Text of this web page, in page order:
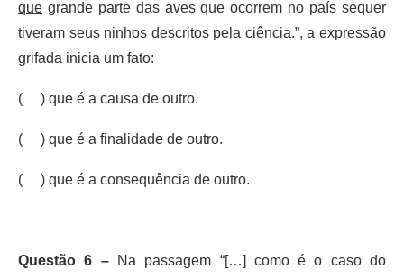
que grande parte das aves que ocorrem no país sequer
tiveram seus ninhos descritos pela ciência.”, a expressão
grifada inicia um fato:
( ) que é a causa de outro.
( ) que é a finalidade de outro.
( ) que é a consequência de outro.
Questão 6 –
Na passagem “[…] como é o caso do